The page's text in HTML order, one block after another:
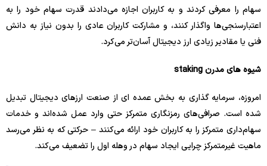
سهام را معرفی کردند و به کاربران اجازه می‌دادند قدرت سهام خود را به
اعتبارسنجی‌ها واگذار کنند، و مشارکت کاربران عادی را بدون نیاز به دانش
فنی یا مقادیر زیادی ارز دیجیتال آسان‌تر می‌کرد.
شیوه های مدرن staking
امروزه، سرمایه گذاری به بخش عمده ای از صنعت ارزهای دیجیتال تبدیل
شده است. صرافی‌های رمزنگاری متمرکز حتی وارد عمل شده‌اند و خدمات
سهام‌داری متمرکز را به کاربران خود ارائه می‌کنند – حرکتی که به نظر می‌رسد
ماهیت غیرمتمرکز چرایی ایجاد سهام در وهله اول را تضعیف می‌کند.